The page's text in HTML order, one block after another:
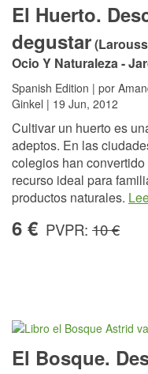
El Huerto.
degustar
Ocio Y Naturaleza -
Spanish Edition | por
Ginkel | 19 Jun, 2012
Cultivar un huerto es
adeptos. En las
colegios han
recurso ideal para
productos naturales.
6 € PVPR: 10 €
El Bosque.